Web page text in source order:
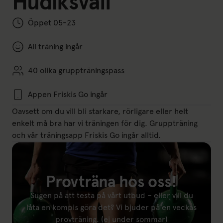
Öppet 05-23
All träning ingår
40 olika gruppträningspass
Appen Friskis Go ingår
Oavsett om du vill bli starkare, rörligare eller helt
enkelt må bra har vi träningen för dig. Gruppträning
och vår träningsapp Friskis Go ingår alltid.
Provträna hos oss!
Sugen på att testa på vårt utbud – eller vill du
låta en kompis göra det? Vi bjuder på en veckas
provträning. (ej under sommar)